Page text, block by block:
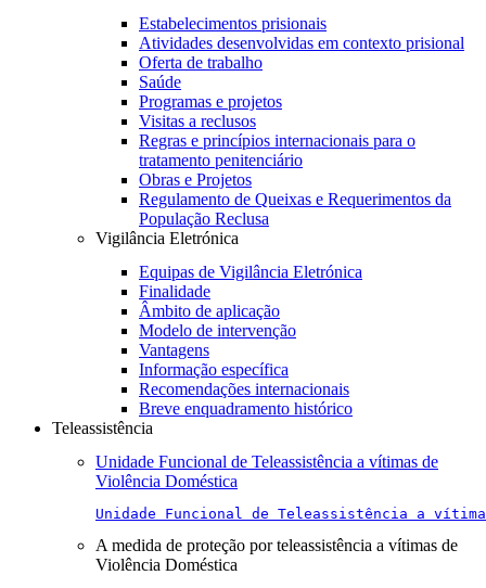
Estabelecimentos prisionais
Atividades desenvolvidas em contexto prisional
Oferta de trabalho
Saúde
Programas e projetos
Visitas a reclusos
Regras e princípios internacionais para o
tratamento penitenciário
Obras e Projetos
Regulamento de Queixas e Requerimentos da
População Reclusa
Vigilância Eletrónica
Equipas de Vigilância Eletrónica
Finalidade
Âmbito de aplicação
Modelo de intervenção
Vantagens
Informação específica
Recomendações internacionais
Breve enquadramento histórico
Teleassistência
Unidade Funcional de Teleassistência a vítimas de
Violência Doméstica
Unidade Funcional de Teleassistência a
A medida de proteção por teleassistência a vítimas de
Violência Doméstica